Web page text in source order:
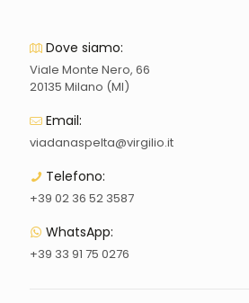
Dove siamo:
Viale Monte Nero, 66
20135 Milano (MI)
Email:
viadanaspelta@virgilio.it
Telefono:
+39 02 36 52 3587
WhatsApp:
+39 33 91 75 0276